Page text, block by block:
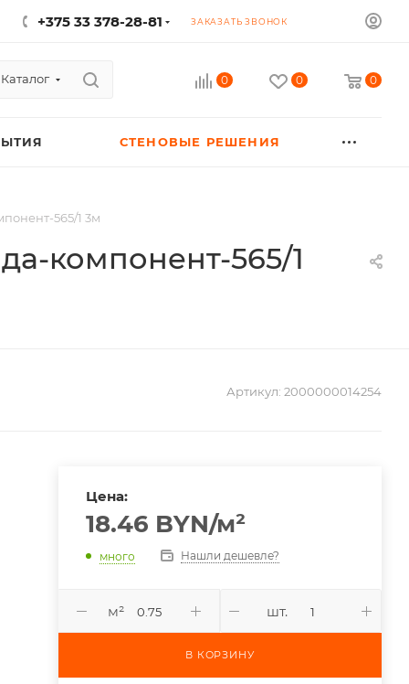
+375 33 378-28-81 ЗАКАЗАТЬ ЗВОНОК
Каталог 0 0 0
СТЕНОВЫЕ РЕШЕНИЯ
565/1 3м
компонент-565/1
Артикул: 2000000014254
Цена:
18.46 BYN/м²
много Нашли дешевле?
м² шт.
В КОРЗИНУ